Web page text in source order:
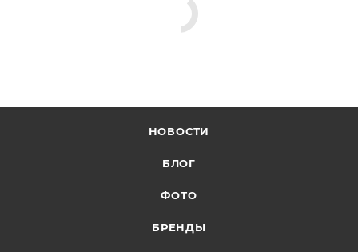
НОВОСТИ
БЛОГ
ФОТО
БРЕНДЫ